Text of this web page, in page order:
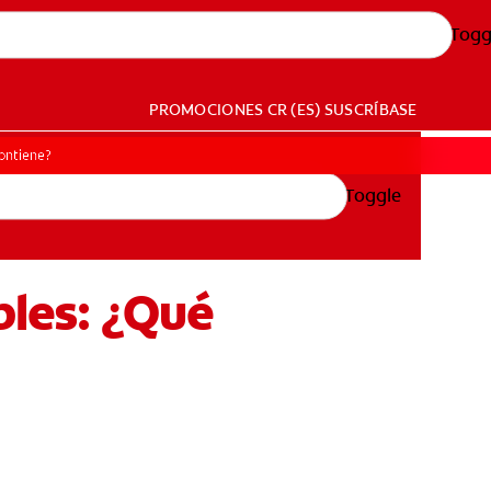
PROMOCIONES CR (ES) SUSCRÍBASE
Toggle
¿Qué